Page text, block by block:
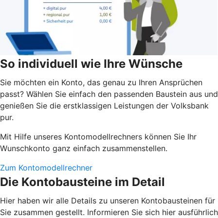
So individuell wie Ihre Wünsche
Sie möchten ein Konto, das genau zu Ihren Ansprüchen
passt? Wählen Sie einfach den passenden Baustein aus und
genießen Sie die erstklassigen Leistungen der Volksbank
pur.
Mit Hilfe unseres Kontomodellrechners können Sie Ihr
Wunschkonto ganz einfach zusammenstellen.
Zum Kontomodellrechner
Die Kontobausteine im Detail
Hier haben wir alle Details zu unseren Kontobausteinen für
Sie zusammen gestellt. Informieren Sie sich hier ausführlich